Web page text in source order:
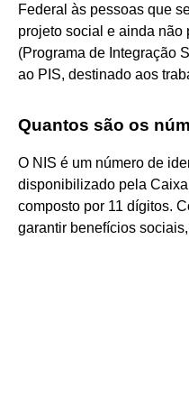
Federal às pessoas que
projeto social e ainda não
(Programa de Integração
ao PIS, destinado aos
Quantos são os
O NIS é um número de
disponibilizado pela
composto por 11 dígitos.
garantir benefícios